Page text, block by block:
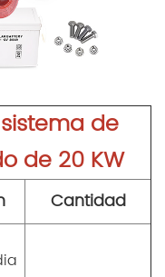
de
de 20 KW
Cantidad